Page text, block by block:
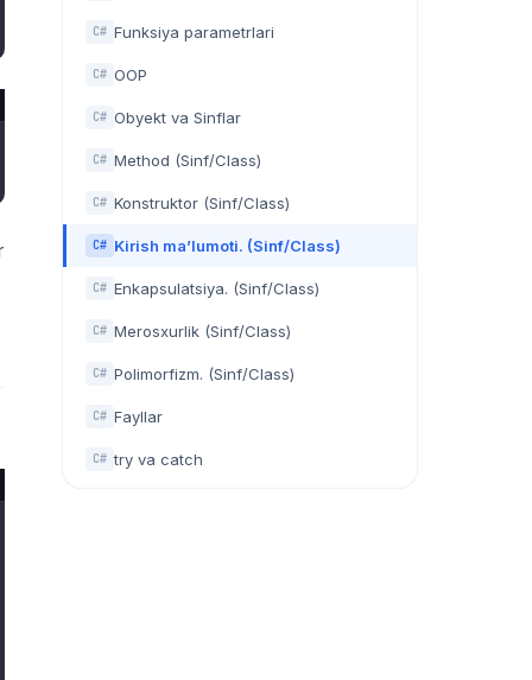
C# Funksiya parametrlari
C# OOP
C# Obyekt va Sinflar
C# Method (Sinf/Class)
C# Konstruktor (Sinf/Class)
C# Kirish ma’lumoti. (Sinf/Class)
C# Enkapsulatsiya. (Sinf/Class)
C# Merosxurlik (Sinf/Class)
C# Polimorfizm. (Sinf/Class)
C# Fayllar
C# try va catch